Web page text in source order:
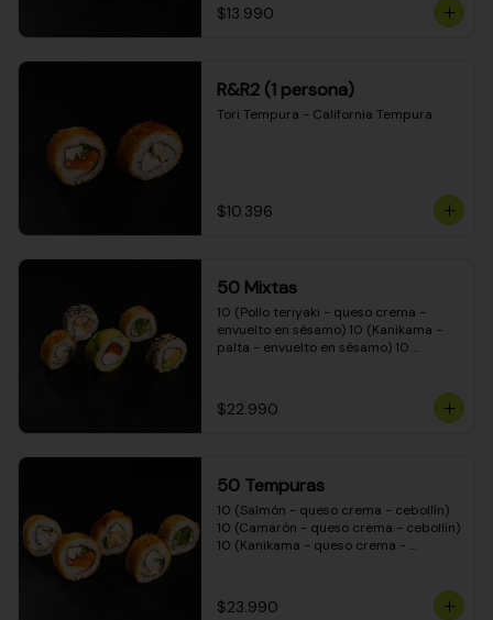
$13.990
R&R2 (1 persona)
Tori Tempura - California Tempura
$10.396
50 Mixtas
10 (Pollo teriyaki - queso crema -
envuelto en sésamo) 10 (Kanikama -
palta - envuelto en sésamo) 10
cebollín - envuelto en masa tempura)
10 (Pimentón - queso crema - cebollín
$22.990
50 Tempuras
10 (Salmón - queso crema - cebollín)
10 (Camarón - queso crema - cebollín)
10 (Kanikama - queso crema -
crema - cebollín)
$23.990